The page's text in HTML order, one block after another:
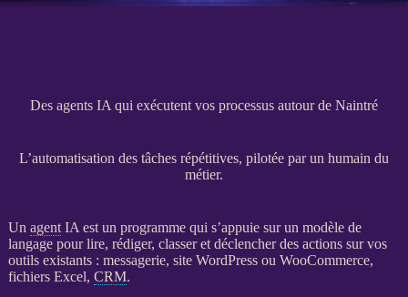
Des agents IA qui exécutent vos processus autour de Naintré
L’automatisation des tâches répétitives, pilotée par un humain du
métier.
Un agent IA est un programme qui s’appuie sur un modèle de
langage pour lire, rédiger, classer et déclencher des actions sur vos
outils existants : messagerie, site WordPressou WooCommerce,
fichiers Excel, CRM.